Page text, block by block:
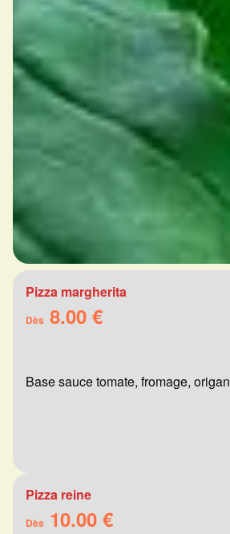
Pizza margherita
Dès 8.00 €
Base sauce tomate, fromage, origan
Pizza reine
Dès 10.00 €